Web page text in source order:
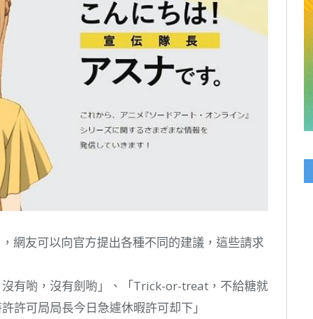
網友可以向官方提出各種不同的建議，這些請求
有喲，沒有劍喲」、「Trick-or-treat，不給糖就
許可局局長今日急遽休暇許可却下」